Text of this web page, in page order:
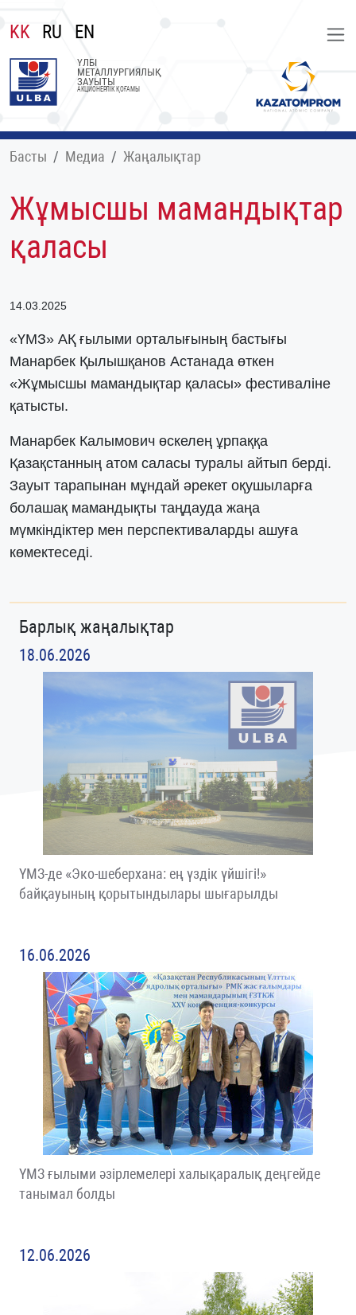
KK RU EN
ҮЛБІ
МЕТАЛЛУРГИЯЛЫҚ
ЗАУЫТЫ
АКЦИОНЕРЛІК ҚОҒАМЫ
Басты Медиа Жаңалықтар
Жұмысшы мамандықтар
қаласы
14.03.2025
«ҮМЗ» АҚ ғылыми орталығының бастығы
Манарбек Қылышқанов Астанада өткен
«Жұмысшы мамандықтар қаласы» фестиваліне
қатысты.
Манарбек Калымович өскелең ұрпаққа
Қазақстанның атом саласы туралы айтып берді.
Зауыт тарапынан мұндай әрекет оқушыларға
болашақ мамандықты таңдауда жаңа
мүмкіндіктер мен перспективаларды ашуға
көмектеседі.
Барлық жаңалықтар
18.06.2026
ҮМЗ-де «Эко-шеберхана: ең үздік үйшігі!»
байқауының қорытындылары шығарылды
16.06.2026
ҮМЗ ғылыми әзірлемелері халықаралық деңгейде
танымал болды
12.06.2026